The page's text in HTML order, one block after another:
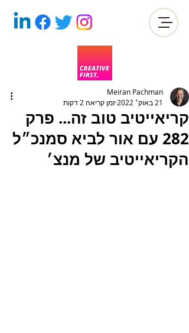
קריאייטיב טוב זה... פרק
282 עם אור לביא סמנכ״ל
הקריאייטיב של מנצ׳
Meiran Pachman
21 באוק׳ 2022
זמן קריאה 2 דקות